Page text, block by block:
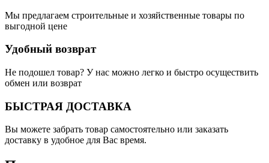
Мы предлагаем строительные и хозяйственные товары по
выгодной цене
Удобный возврат
Не подошел товар? У нас можно легко и быстро осуществить
обмен или возврат
БЫСТРАЯ ДОСТАВКА
Вы можете забрать товар самостоятельно или заказать
доставку в удобное для Вас время.